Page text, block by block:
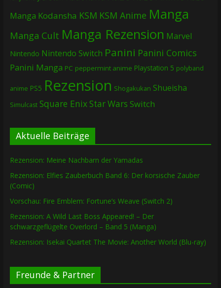
Manga Kodansha KSM KSM Anime Manga
Manga Cult Manga Rezension Marvel
Nintendo Nintendo Switch Panini Panini Comics
Panini Manga PC peppermint anime Playstation 5 polyband
anime PS5 Rezension Shogakukan Shueisha
Simulcast Square EnixStar Wars Switch
Aktuelle Beiträge
Rezension: Meine Nachbarn der Yamadas
Rezension: Elfies Zauberbuch Band 6: Der korsische Zauber
(Comic)
Vorschau: Fire Emblem: Fortune’s Weave (Switch 2)
Rezension: A Wild Last Boss Appeared! – Der
schwarzgeflügelte Overlord – Band 5 (Manga)
Rezension: Isekai Quartet The Movie: Another World (Blu-ray)
Freunde & Partner